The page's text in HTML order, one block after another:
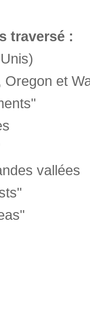
traversé :
Oregon et
vallées